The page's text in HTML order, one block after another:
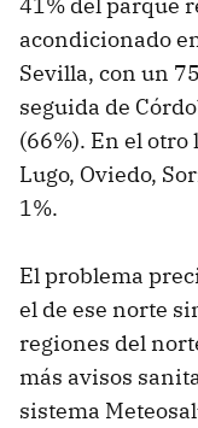
acondicionado
Sevilla, con un
seguida de
(66%). En el otro
Lugo, Oviedo,
1%.
El problema
el de ese norte
regiones del
más avisos
sistema